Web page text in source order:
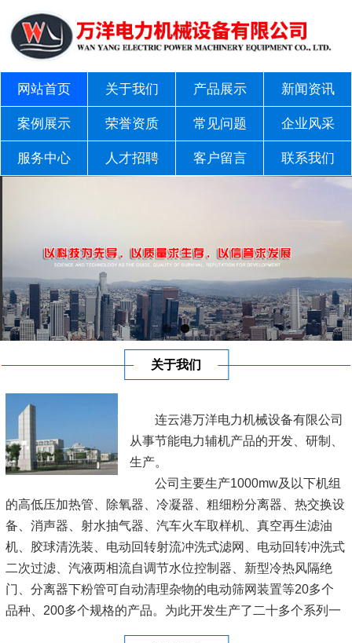
网站首页 关于我们 产品展示 新闻资讯
案例展示 荣誉资质 常见问题 企业风采
服务中心 人才招聘 客户留言 联系我们
关于我们
连云港万洋电力机械设备有限公司
从事节能电力辅机产品的开发、研制、
生产。
公司主要生产1000mw及以下机组
的高低压加热管、除氧器、冷凝器、粗细粉分离器、热交换设
备、消声器、射水抽气器、汽车火车取样机、真空再生滤油
机、胶球清洗装、电动回转射流冲洗式滤网、电动回转冲洗式
二次过滤、汽液两相流自调节水位控制器、新型冷热风隔绝
门、分离器下粉管可自动清理杂物的电动筛网装置等20多个
品种、200多个规格的产品。为此开发生产了二十多个系列一